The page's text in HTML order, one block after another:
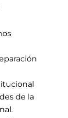
de la